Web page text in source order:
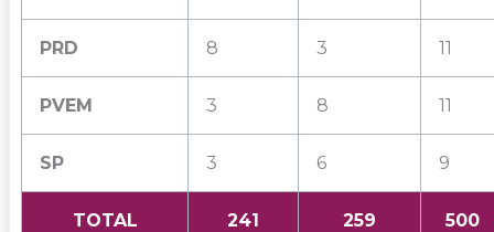
PRD 8 3 11
PVEM 3 8 11
SP 3 6 9
TOTAL 241 259 500